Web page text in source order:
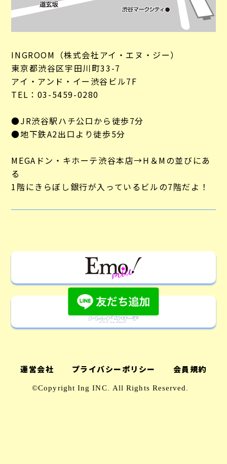
INGROOM（株式会社アイ・エヌ・ジー）
東京都渋谷区宇田川町33-7
アイ・アンド・イー渋谷ビル7F
TEL：03-5459-0280
●JR渋谷駅ハチ公口から徒歩7分
●地下鉄A2出口より徒歩5分
MEGAドン・キホーテ渋谷本店→H＆Mの並びにあ
る
1階にきらぼし銀行が入っているビルの7階だよ！
運営会社 プライバシーポリシー 会員規約